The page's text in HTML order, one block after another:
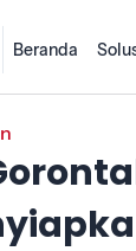
Beranda